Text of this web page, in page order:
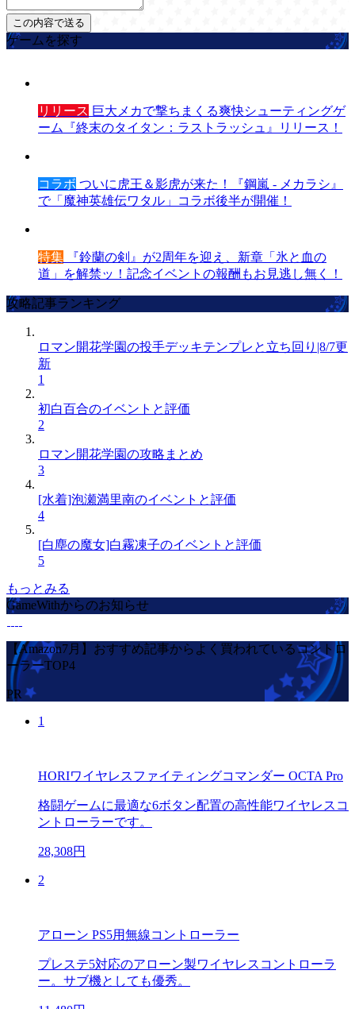
ゲームを探す
リリース 巨大メカで撃ちまくる爽快シューティングゲ
ーム『終末のタイタン：ラストラッシュ』リリース！
コラボ ついに虎王＆影虎が来た！『鋼嵐 - メカラシ』
で「魔神英雄伝ワタル」コラボ後半が開催！
特集 『鈴蘭の剣』が2周年を迎え、新章「氷と血の
道」を解禁ッ！記念イベントの報酬もお見逃し無く！
攻略記事ランキング
ロマン開花学園の投手デッキテンプレと立ち回り|8/7更
新
1
初白百合のイベントと評価
2
ロマン開花学園の攻略まとめ
3
[水着]泡瀬満里南のイベントと評価
4
[白塵の魔女]白霧凍子のイベントと評価
5
もっとみる
GameWithからのお知らせ
【Amazon7月】おすすめ記事からよく買われているコントロ
ーラーTOP4
PR
1
HORIワイヤレスファイティングコマンダー OCTA Pro
格闘ゲームに最適な6ボタン配置の高性能ワイヤレスコ
ントローラーです。
28,308円
2
アローン PS5用無線コントローラー
プレステ5対応のアローン製ワイヤレスコントローラ
ー。サブ機としても優秀。